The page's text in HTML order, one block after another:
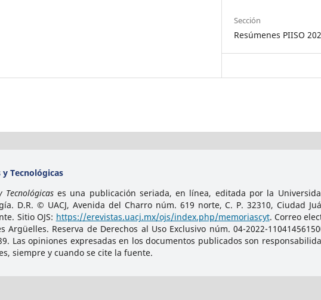
Sección
Resúmenes PIISO
Tecnológicas
Tecnológicases una publicación seriada, en línea, editada por la
D.R. © UACJ, Avenida del Charro núm. 619 norte, C. P. 32310, Ciudad
Sitio OJS: https://erevistas.uacj.mx/ojs/index.php/memoriascyt. Correo
Argüelles. Reserva de Derechos al Uso Exclusivo núm. 04-2022-
. Las opiniones expresadas en los documentos publicados son
siempre y cuando se cite la fuente.